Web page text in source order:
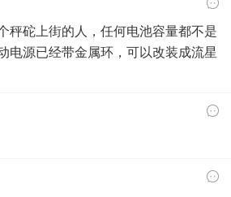
秤砣上街的人，任何电池容量都不是
电源已经带金属环，可以改装成流星